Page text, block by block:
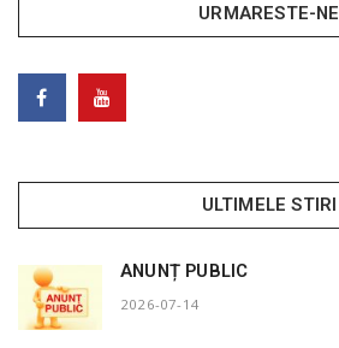
URMARESTE-NE
ULTIMELE STIRI
ANUNȚ PUBLIC
2026-07-14